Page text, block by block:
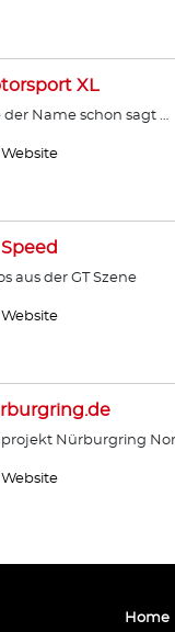
XL
der Name schon sagt …
Speed
aus der GT Szene
Nürburgring
Home